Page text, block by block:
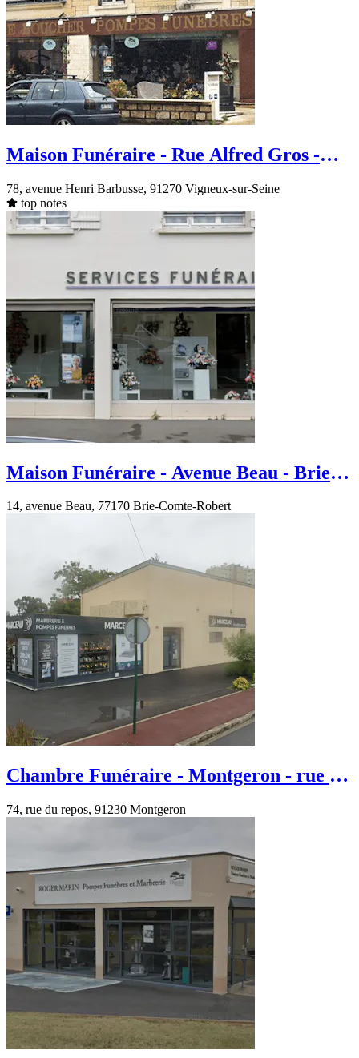
Maison Funéraire - Rue Alfred Gros -
78, avenue Henri Barbusse, 91270 Vigneux-sur-Seine
top notes
Maison Funéraire - Avenue Beau - Brie-
14, avenue Beau, 77170 Brie-Comte-Robert
Chambre Funéraire - Montgeron - rue du
74, rue du repos, 91230 Montgeron